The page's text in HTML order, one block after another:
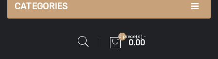
CATEGORIES
0 prece(s) -
0.00